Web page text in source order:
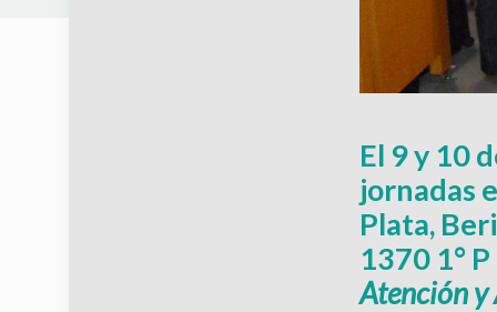
El 9 y 10
jornadas
Plata,
1370 1°
Atención y